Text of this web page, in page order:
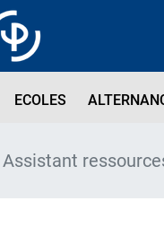
ECOLES
Assistant